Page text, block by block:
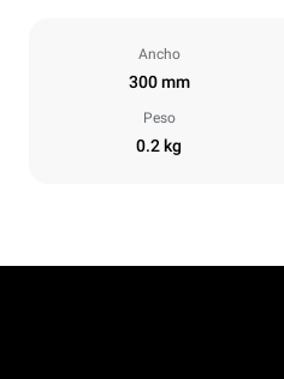
Ancho
300 mm
Peso
0.2 kg